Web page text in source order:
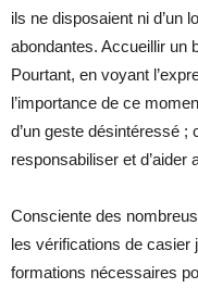
ils ne disposaient ni d’un
abondantes. Accueillir un
Pourtant, en voyant
l’importance de ce
d’un geste désintéressé ;
responsabiliser et d’aider
Consciente des
les vérifications de casier
formations nécessaires